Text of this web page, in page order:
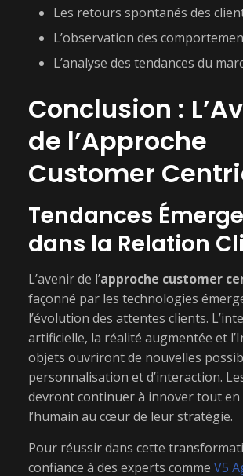
Les retours spontanés des
L’observation des
L’analyse des tendances du
Conclusion :
de l’Approche
Customer
Tendances
dans la Relation
L’avenir de l’approche customer
façonné par les technologies
l’évolution des attentes clients.
artificielle, la réalité augmentée et
objets ouvriront de nouvelles
personnalisation et d’interaction.
devront continuer à innover tout
l’humain au cœur de leur stratégie.
Pour réussir dans cette
confiance à des experts comme V5